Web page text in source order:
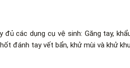
đủ các dụng cụ vệ sinh: Găng tay,
đánh tay vết bẩn, khử mùi và khử